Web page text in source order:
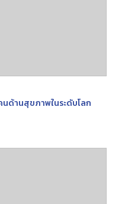
ด้านสุขภาพในระดับโลก